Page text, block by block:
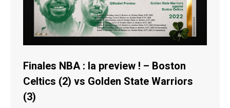
Finales NBA : la preview ! – Boston
Celtics (2) vs Golden State Warriors
(3)